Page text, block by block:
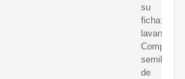
su
ficha:
lavanda.
Comprar
semillas
de